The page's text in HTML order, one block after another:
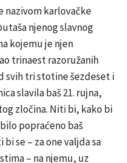
nazivom karlovačke
njenog slavnog
kojemu je njen
trinaest razoružanih
svih tri stotine šezdeset i
slavila baš 21. rujna,
zločina. Niti bi, kako bi
popraćeno baš
se – za one valjda sa
– na njemu, uz